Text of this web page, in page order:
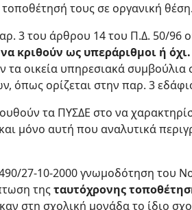
τους σε οργανική θέση.
3 του άρθρου 14 του Π.Δ. 50/96
κριθούν ως υπεράριθμοι ή όχι.
τα οικεία υπηρεσιακά
όπως ορίζεται στην παρ. 3
τα ΠΥΣΔΕ στο να
μόνο αυτή που αναλυτικά
27-10-2000 γνωμοδότηση του
τηςταυτόχρονης
στη σχολική μονάδα το ίδιο